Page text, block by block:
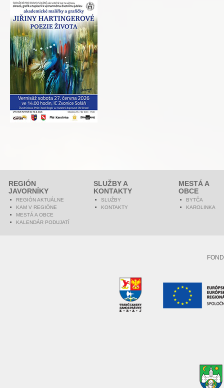
REGIÓN
JAVORNÍKY
REGIÓN AKTUÁLNE
KAM V REGIÓNE
MESTÁ A OBCE
KALENDÁR PODUJATÍ
SLUŽBY A
KONTAKTY
SLUŽBY
KONTAKTY
MESTÁ A
OBCE
BYTČA
KAROLINKA